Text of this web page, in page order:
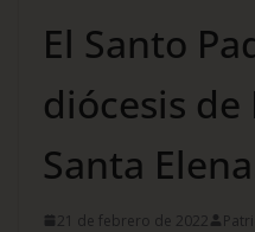
El Santo
diócesis de
Santa
21 de febrero de 2022